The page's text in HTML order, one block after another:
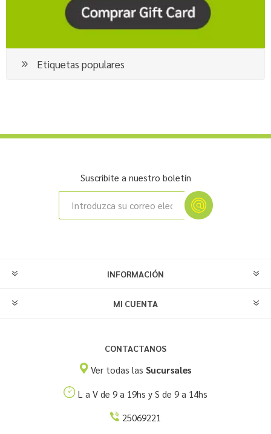
Etiquetas populares
Suscribite a nuestro boletín
INFORMACIÓN
MI CUENTA
CONTACTANOS
Ver todas lasSucursales
L a V de 9 a 19hs y S de 9 a 14hs
25069221